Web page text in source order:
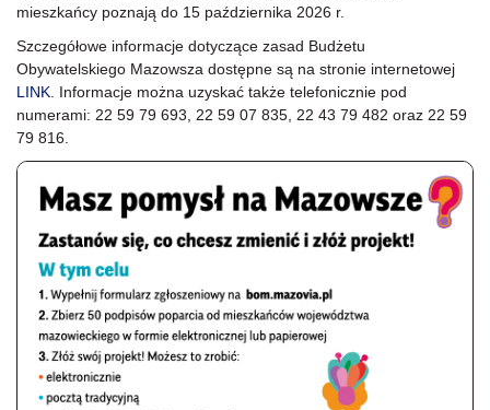
mieszkańcy poznają do 15 października 2026 r.
Szczegółowe informacje dotyczące zasad Budżetu
Obywatelskiego Mazowsza dostępne są na stronie internetowej
LINK. Informacje można uzyskać także telefonicznie pod
numerami: 22 59 79 693, 22 59 07 835, 22 43 79 482 oraz 22 59
79 816.